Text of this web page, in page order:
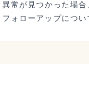
常が見つかった場
ォローアップについ